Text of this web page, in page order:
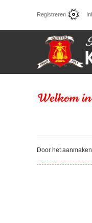
Registreren
Welkom
Door het